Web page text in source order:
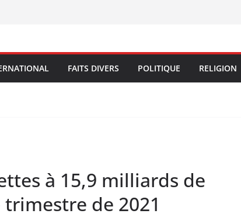
FAITS DIVERS POLITIQUE RELIGION
à 15,9 milliards de
de 2021